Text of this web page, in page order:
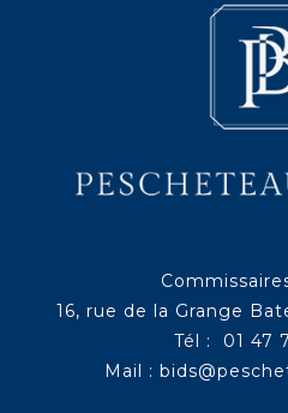
16, rue de la Grange
Tél : 01 47
Mail :